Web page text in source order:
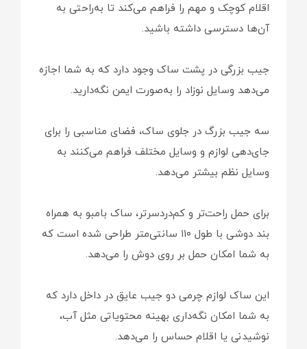
اقلام کوچک و مهم را فراهم می‌کند تا به‌راحتی به
آن‌ها دسترسی داشته باشید.
جیب بزرگی در پشت ساک وجود دارد که به شما اجازه
می‌دهد وسایل نوزاد را به‌صورت ایمن نگه‌دارید.
سه جیب بزرگ در جلوی ساک، فضای مناسبی را برای
جای‌دهی لوازم و وسایل مختلف فراهم می‌کنند به
وسایل نظم بیشتر می‌دهد.
برای حمل راحت‌تر و کم‌دردسرتر، ساک بامبو به همراه
بند دوشی با طول ۱۱۰ سانتی‌متر طراحی شده است که
به شما امکان حمل بر روی دوش را می‌دهد.
این ساک لوازم چرمی دو جیب عایق در داخل دارد که
به شما امکان نگه‌داری بهینه محتویاتی مثل آب،
نوشیدنی یا اقلام حساس را می‌دهد.